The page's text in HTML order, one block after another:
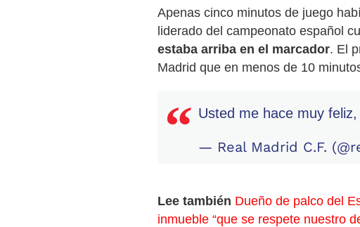
Apenas cinco minutos de juego
liderado del campeonato español
estaba arriba en el marcador. El
Madrid que en menos de 10
Usted me hace muy feliz,
— Real Madrid C.F.
Lee también Dueño de palco del
inmueble “que se respete nuestro